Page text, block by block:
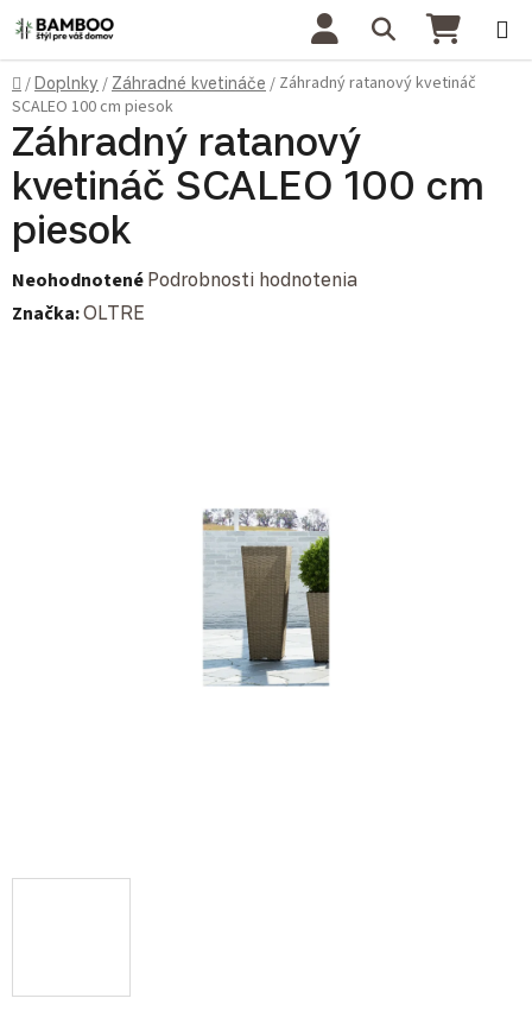
Prejsť na obsah Hľadať
Domov
/Doplnky / Záhradné kvetináče / Záhradný ratanový kvetináč
SCALEO 100 cm piesok
Záhradný ratanový
kvetináč SCALEO 100 cm
piesok
Priemerné hodnotenie produktu je 0,0 z 5 hviezdičiek.
Neohodnotené Podrobnosti hodnotenia
Značka:OLTRE